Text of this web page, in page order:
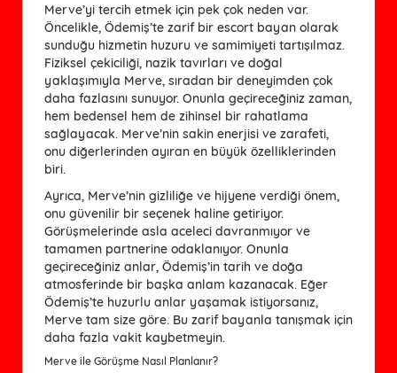
Merve’yi tercih etmek için pek çok neden var.
Öncelikle, Ödemiş’te zarif bir escort bayan olarak
sunduğu hizmetin huzuru ve samimiyeti tartışılmaz.
Fiziksel çekiciliği, nazik tavırları ve doğal
yaklaşımıyla Merve, sıradan bir deneyimden çok
daha fazlasını sunuyor. Onunla geçireceğiniz zaman,
hem bedensel hem de zihinsel bir rahatlama
sağlayacak. Merve’nin sakin enerjisi ve zarafeti,
onu diğerlerinden ayıran en büyük özelliklerinden
biri.
Ayrıca, Merve’nin gizliliğe ve hijyene verdiği önem,
onu güvenilir bir seçenek haline getiriyor.
Görüşmelerinde asla aceleci davranmıyor ve
tamamen partnerine odaklanıyor. Onunla
geçireceğiniz anlar, Ödemiş’in tarih ve doğa
atmosferinde bir başka anlam kazanacak. Eğer
Ödemiş’te huzurlu anlar yaşamak istiyorsanız,
Merve tam size göre. Bu zarif bayanla tanışmak için
daha fazla vakit kaybetmeyin.
Merve ile Görüşme Nasıl Planlanır?